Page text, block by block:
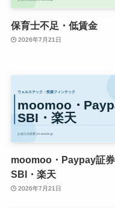
保育士不足・低賃金
2026年7月21日
moomoo・Paypay証券
SBI・楽天
2026年7月21日